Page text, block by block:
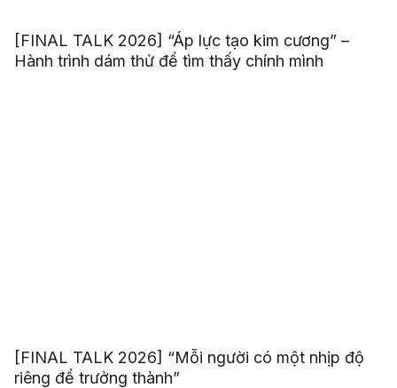
[FINAL TALK 2026] “Áp lực tạo kim cương” –
Hành trình dám thử để tìm thấy chính mình
[FINAL TALK 2026] “Mỗi người có một nhịp độ
riêng để trưởng thành”